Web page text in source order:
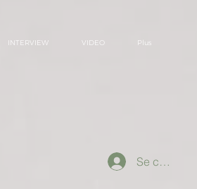
INTERVIEW VIDEO Plus
Se connecter